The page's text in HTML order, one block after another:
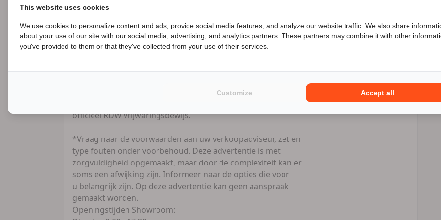
keuze!!
Financiering:
- Verschillende mogelijkheden voor zowel prive als
officieel RDW vrijwaringsbewijs.
*Vraag naar de voorwaarden aan uw verkoopadviseur, zet en
type fouten onder voorbehoud. Deze advertentie is met
zorgvuldigheid opgemaakt, maar door de complexiteit kan er
soms een afwijking zijn. Informeer naar de opties die voor
u belangrijk zijn. Op deze advertentie kan geen aanspraak
gemaakt worden.
Openingstijden Showroom:
Benieuwd naar de speciale Motor2go prijs? Bel 06 58906447
This website uses cookies
We use cookies to personalize content and ads, provide social media features, and analyze our website traffic. We also share
about your use of our site with our social media, advertising, and analytics partners. These partners may combine it with other
you've provided to them or that they've collected from your use of their services.
Customize Accept all